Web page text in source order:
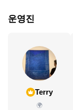
운영진
Terry
🌍